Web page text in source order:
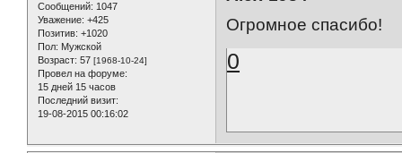
Сообщений: 1047
Уважение: +425
Позитив: +1020
Пол: Мужской
Возраст: 57 [1968-10-24]
Провел на форуме:
15 дней 15 часов
Последний визит:
19-08-2015 00:16:02
Огромное спасибо!
0